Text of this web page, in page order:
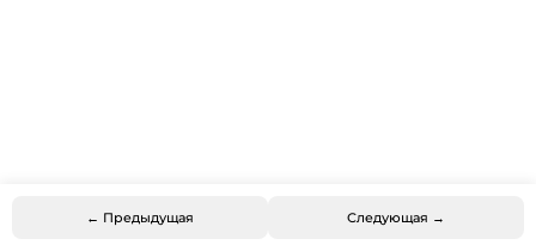
← Предыдущая Следующая →